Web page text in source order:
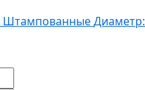
Штампованные